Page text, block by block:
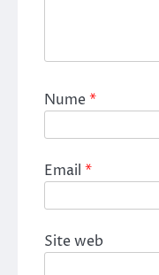
Nume*
Email *
Site web